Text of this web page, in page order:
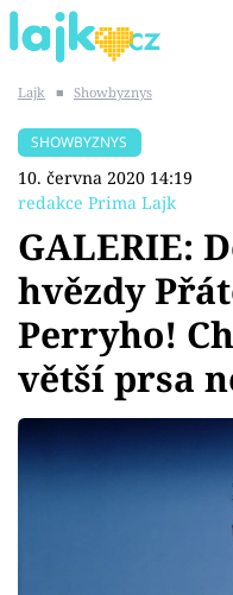
SHOPAHOLICADEL
Témata
Showbyznys
Youtubeři
Virály
Lajk ■ Showbyznys
SHOWBYZNYS
10. června 2020 14:19
redakce Prima Lajk
GALERIE:
hvězdy
Perryho!
větší prsa